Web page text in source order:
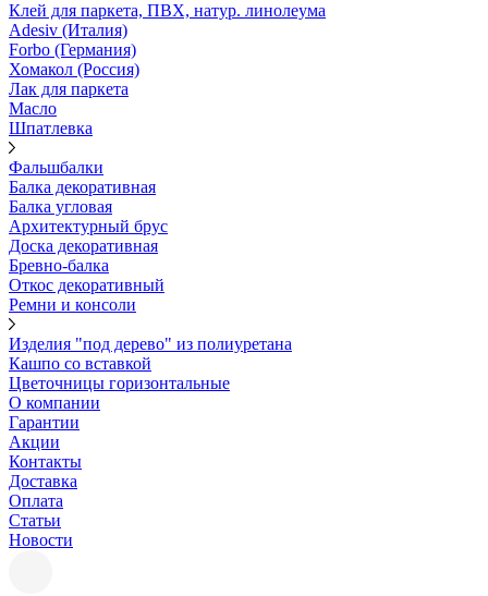
Клей для паркета, ПВХ, натур. линолеума
Adesiv (Италия)
Forbo (Германия)
Хомакол (Россия)
Лак для паркета
Масло
Шпатлевка
Фальшбалки
Балка декоративная
Балка угловая
Архитектурный брус
Доска декоративная
Бревно-балка
Откос декоративный
Ремни и консоли
Изделия "под дерево" из полиуретана
Кашпо со вставкой
Цветочницы горизонтальные
О компании
Гарантии
Акции
Контакты
Доставка
Оплата
Статьи
Новости